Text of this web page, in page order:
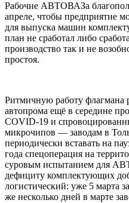
Рабочие АВТОВАЗа
апреле, чтобы предприятие
для выпуска машин
план не сработал либо
производство так и не
простоя.
Ритмичную работу флагмана
автопрома ещё в середине
COVID-19 и
микрочипов — заводам в
периодически вставать на
года спецоперация на
суровым испытанием для
дефициту комплектующих
логистический: уже 5 марта
же несколько дней в марте